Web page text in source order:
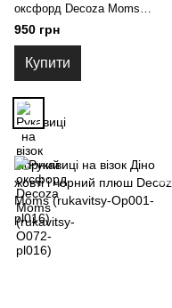
оксфорд Decoza Moms
(rukavitsy-O072-pl016)
950 грн
Купити